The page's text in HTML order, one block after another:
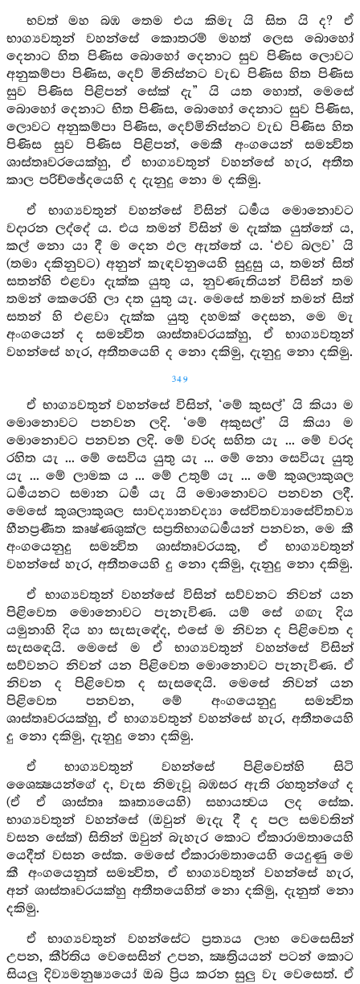
භවත් මහ බඹ තෙම එය කිමැ යි සිත යි ද? ඒ
භාග්‍යවතුන් වහන්සේ කොතරම් මහත් ලෙස බොහෝ
දෙනාට හිත පිණිස බොහෝ දෙනාට සුව පිණිස ලොවට
අනුකම්පා පිණිස, දෙව් මිනිස්නට වැඩ පිණිස හිත පිණිස
සුව පිණිස පිළිපන් සේක් දැ” යි යත හොත්, මෙසේ
බොහෝ දෙනාට භිත පිණිස, බොහෝ දෙනාට සුව පිණිස,
ලොවට අනුකම්පා පිණිස, දෙව්මිනිස්නට වැඩ පිණිස හිත
පිණිස සුව පිණිස පිළිපන්, මෙකී අංගයෙන් සමන්‍විත
ශාස්තෘවරයෙක්හු, ඒ භාග්‍යවතුන් වහන්සේ හැර, අතීත
කාල පරිච්ඡේදයෙහි ද දැනුදු නො ම දකිමු.
ඒ භාග්‍යවතුන් වහන්සේ විසින් ධර්‍මය මොනොවට
වදාරන ලද්දේ ය. එය තමන් විසින් ම දැක්ක යුත්තේ ය,
කල් නො යා දී ම දෙන ඵල ඇත්තේ ය. ‘එව බලව’ යි
(තමා දකිනුවට) අනුන් කැඳවනුයෙහි සුදුසු ය, තමන් සිත්
සතන්හි එළවා දැක්ක යුතු ය, නුවණැතියන් විසින් තම
තමන් කෙරෙහි ලා දත යුතු යැ. මෙසේ තමන් තමන් සිත්
සතන් හි එළවා දැක්ක යුතු දහමක් දෙසන, මෙ මැ
අංගයෙන් ද සමන්‍විත ශාස්තෘවරයක්හු, ඒ භාග්‍යවතුන්
වහන්සේ හැර, අතීතයෙහි ද නො දකිමු, දැනුදු නො දකිමු.
349
ඒ භාග්‍යවතුන් වහන්සේ විසින්, ‘මේ කුසල්’ යි කියා ම
මොනොවට පනවන ලදි. ‘මේ අකුසල්’ යි කියා ම
මොනොවට පනවන ලදි. මේ වරද සහිත යැ ... මේ වරද
රහිත යැ ... මේ සෙවිය යුතු යැ ... මේ නො සෙවියැ යුතු
යැ ... මේ ලාමක ය ... මේ උතුම් යැ ... මේ කුශලාකුශල
ධර්‍මයනට සමාන ධර්‍ම යැ යි මොනොවට පනවන ලදී.
මෙසේ කුශලාකුශල සාවද්‍යානවද්‍යා සේවිතව්‍යාසේවිතව්‍ය
හීනප්‍රණීත කෘෂ්ණශුක්ල සප්‍රතිභාගධර්‍මයන් පනවන, මෙ කී
අංගයෙනුදු සමන්‍විත ශාස්තෘවරයකු, ඒ භාග්‍යවතුන්
වහන්සේ හැර, අතීතයෙහි දු නො දකිමු, දැනුදු නො දකිමු.
ඒ භාග්‍යවතුන් වහන්සේ විසින් සව්වනට නිවන් යන
පිළිවෙත මොනොවට පැනැවිණ. යම් සේ ගඟැ දිය
යමුනාහි දිය හා සැසැඳේද, එසේ ම නිවන ද පිළිවෙත ද
සැසඳෙයි. මෙසේ ම ඒ භාග්‍යවතුන් වහන්සේ විසින්
සව්වනට නිවන් යන පිළිවෙත මොනොවට පැනැවිණ. ඒ
නිවන ද පිළිවෙත ද සැසඳෙයි. මෙසේ නිවන් යන
පිළිවෙත පනවන, මේ අංගයෙනුදු සමන්‍විත
ශාස්තෘවරයක්හු, ඒ භාග්‍යවතුන් වහන්සේ හැර, අතීතයෙහි
දු නො දකිමු, දැනුදු නො දකිමු.
ඒ භාග්‍යවතුන් වහන්සේ පිළිවෙත්හි සිටි
ශෛක්‍ෂයන්ගේ ද, වැස නිමැවූ බඹසර ඇති රහතුන්ගේ ද
(ඒ ඒ ශාස්තෘ කෘත්‍යයෙහි) සහායත්‍වය ලද සේක.
භාග්‍යවතුන් වහන්සේ (ඔවුන් මැදැ දී ද පල සමවතින්
වසන සේක්) සිතින් ඔවුන් බැහැර කොට ඒකාරාමතායෙහි
යෙදීත් වසන සේක. මෙසේ ඒකාරාමතායෙහි යෙදුණු මෙ
කී අංගයෙනුත් සමන්‍විත, ඒ භාග්‍යවතුන් වහන්සේ හැර,
අන් ශාස්තෘවරයක්හු අතීතයෙහිත් නො දකිමු, දැනුත් නො
දකිමු.
ඒ භාග්‍යවතුන් වහන්සේට ප්‍රත්‍යය ලාභ වෙසෙසින්
උපන, කීර්තිය වෙසෙසින් උපන, ක්‍ෂත්‍රියයන් පටන් කොට
සියලු දිව්‍යමනුෂ්‍යයෝ ඔබ ප්‍රිය කරන සුලු වැ වෙසෙත්. ඒ